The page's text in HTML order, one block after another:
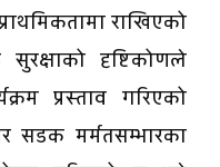
राखिएको
दृष्टिकोणले
प्रस्ताव गरिएको
सडक मर्मतसम्भारका